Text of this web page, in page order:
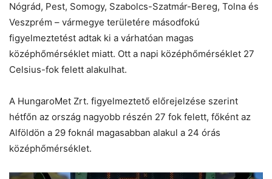
Nógrád, Pest, Somogy, Szabolcs-Szatmár-Bereg, Tolna és
Veszprém – vármegye területére másodfokú
figyelmeztetést adtak ki a várhatóan magas
középhőmérséklet miatt. Ott a napi középhőmérséklet 27
Celsius-fok felett alakulhat.
A HungaroMet Zrt. figyelmeztető előrejelzése szerint
hétfőn az ország nagyobb részén 27 fok felett, főként az
Alföldön a 29 foknál magasabban alakul a 24 órás
középhőmérséklet.